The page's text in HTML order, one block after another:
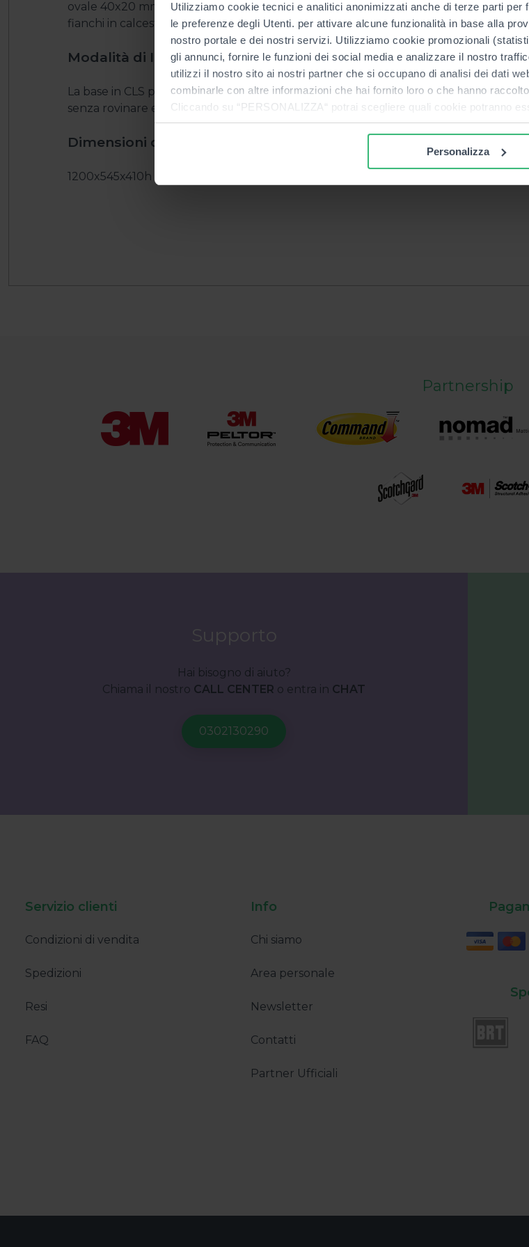
Utilizziamo cookie tecnici e analitici anonimizzati anche di terze parti
le preferenze degli Utenti. per attivare alcune funzionalità in base alla
nostro portale e dei nostri servizi. Utilizziamo cookie promozionali
gli annunci, fornire le funzioni dei social media e analizzare il nostro
utilizzi il nostro sito ai nostri partner che si occupano di analisi dei dati
combinarle con altre informazioni che hai fornito loro o che hanno
Cliccando su “PERSONALIZZA“ potrai scegliere quali cookie potranno
che sono necessari per il funzionamento del sito. Cliccando su
cookie. Chiudendo questo banner verranno installati i soli cookie
informazioni complete ti invitiamo a consultare le "Informazioni sui
Personalizza
ovale 40x20 mm e 30x15 mm; fissaggio con bulloni in acciaio a due
fianchi in calcestruzzo vibrato ad alta resistenza, con bordi arrotondati.
Modalità di Installazione
La base in CLS permettono di installare il cestino in semplice appoggio
senza rovinare eventuali pavimentazioni.
Dimensioni d'ingombro
1200x545x410h mm. Peso indicativo: 50 Kg
Partnership
Supporto
Hai bisogno di aiuto?
Chiama il nostro CALL CENTER o entra in CHAT
Servizio clienti
Condizioni di vendita
Spedizioni
Resi
FAQ
Info
Chi siamo
Area personale
Newsletter
Contatti
Partner Ufficiali
24/10/2022
Sicurezza sul Lavoro |
19/12/2022 03/11/
3M